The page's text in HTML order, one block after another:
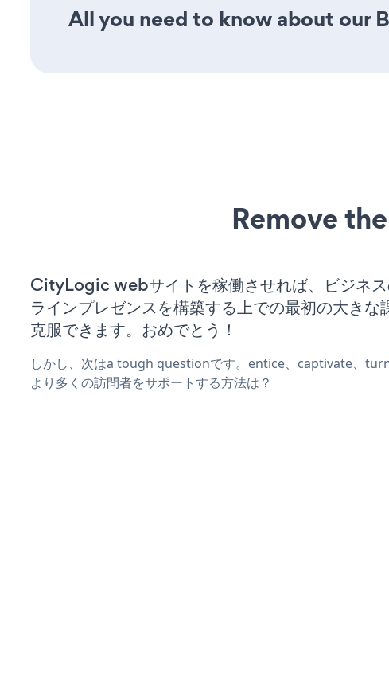
All you need to know about our
Remove
CityLogic webサイトを稼働させれば、ビジネ
ラインプレゼンスを構築する上での最初の大きな
克服できます。おめでとう！
しかし、次はa tough questionです。entice、captivate、
より多くの訪問者をサポートする方法は？